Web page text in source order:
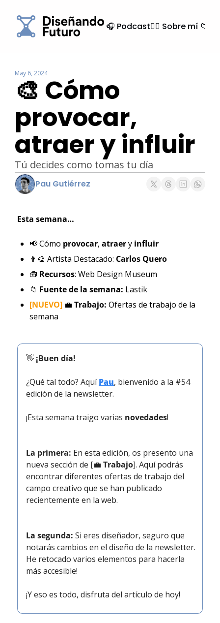
🎧 Podcast🙍‍♂️ Sobre mí 📁
May 6, 2024
🎨 Cómo
provocar,
atraer y influir
Tú decides como tomas tu día
Pau Gutiérrez
Esta semana…
📢 Cómo provocar, atraer y influir
👨‍🎨 Artista Destacado: Carlos Quero
🧰 Recursos: Web Design Museum
📁 Fuente de la semana: Lastik
[NUEVO] 💼 Trabajo: Ofertas de trabajo de la
semana
👋 ¡Buen día!
¿Qué tal todo? Aquí Pau, bienvenido a la #54
edición de la newsletter.
¡Esta semana traigo varias novedades!
La primera: En esta edición, os presento una
nueva sección de [💼 Trabajo]. Aquí podrás
encontrar diferentes ofertas de trabajo del
campo creativo que se han publicado
recientemente en la web.
La segunda: Si eres diseñador, seguro que
notarás cambios en el diseño de la newsletter.
He retocado varios elementos para hacerla
más accesible!
¡Y eso es todo, disfruta del artículo de hoy!